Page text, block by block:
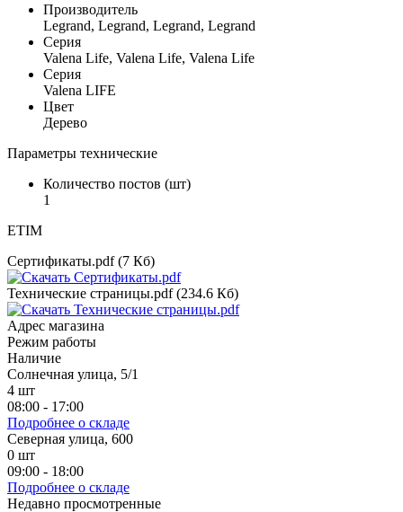
Производитель
Legrand, Legrand, Legrand, Legrand
Серия
Valena Life, Valena Life, Valena Life
Серия
Valena LIFE
Цвет
Дерево
Параметры технические
Количество постов (шт)
1
ETIM
Сертификаты.pdf (7 Кб)
Технические страницы.pdf (234.6 Кб)
Адрес магазина
Режим работы
Наличие
Солнечная улица, 5/1
4 шт
08:00 - 17:00
Подробнее о складе
Северная улица, 600
0 шт
09:00 - 18:00
Подробнее о складе
Недавно просмотренные